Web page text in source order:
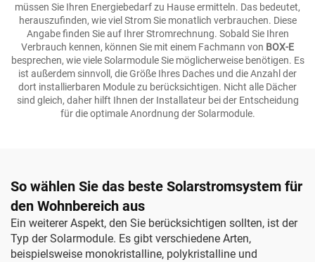
müssen Sie Ihren Energiebedarf zu Hause ermitteln. Das bedeutet,
herauszufinden, wie viel Strom Sie monatlich verbrauchen. Diese
Angabe finden Sie auf Ihrer Stromrechnung. Sobald Sie Ihren
Verbrauch kennen, können Sie mit einem Fachmann von BOX-E
besprechen, wie viele Solarmodule Sie möglicherweise benötigen. Es
ist außerdem sinnvoll, die Größe Ihres Daches und die Anzahl der
dort installierbaren Module zu berücksichtigen. Nicht alle Dächer
sind gleich, daher hilft Ihnen der Installateur bei der Entscheidung
für die optimale Anordnung der Solarmodule.
So wählen Sie das beste Solarstromsystem für
den Wohnbereich aus
Ein weiterer Aspekt, den Sie berücksichtigen sollten, ist der
Typ der Solarmodule. Es gibt verschiedene Arten,
beispielsweise monokristalline, polykristalline und